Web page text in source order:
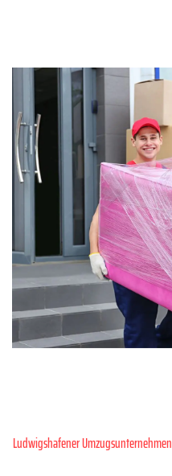
Ludwigshafener Umzugsunternehmen